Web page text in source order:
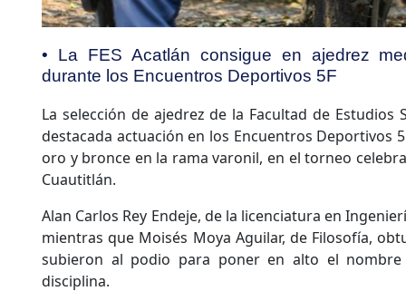
• La FES Acatlán consigue en ajedrez
durante los Encuentros Deportivos 5F
La selección de ajedrez de la Facultad de Estudios
destacada actuación en los Encuentros Deportivos
oro y bronce en la rama varonil, en el torneo
Cuautitlán.
Alan Carlos Rey Endeje, de la licenciatura en
mientras que Moisés Moya Aguilar, de Filosofía,
subieron al podio para poner en alto el nombre
disciplina.